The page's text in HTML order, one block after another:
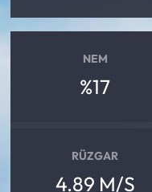
NEM
%17
RÜZGAR
4.89 M/S